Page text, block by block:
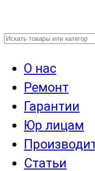
О нас
Ремонт
Гарантии
Юр лицам
Статьи